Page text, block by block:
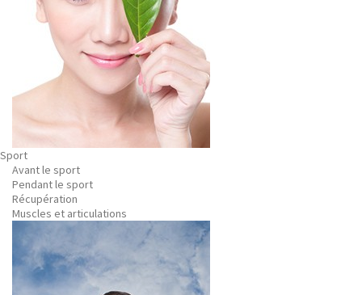
Sport
Avant le sport
Pendant le sport
Récupération
Muscles et articulations